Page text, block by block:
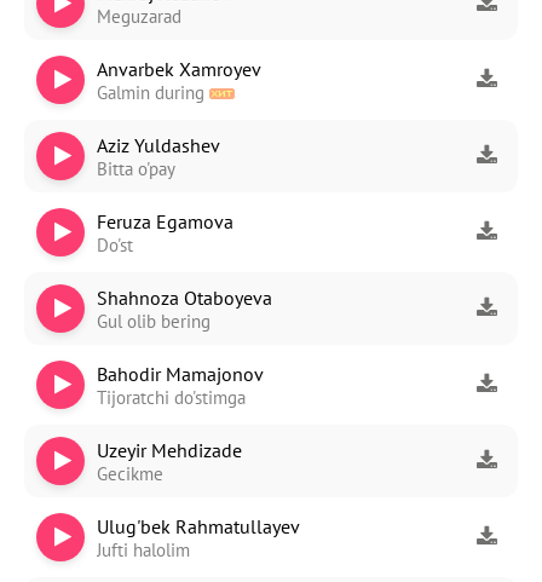
Meguzarad
Anvarbek Xamroyev
Galmin during
Aziz Yuldashev
Bitta o'pay
Feruza Egamova
Do'st
Shahnoza Otaboyeva
Gul olib bering
Bahodir Mamajonov
Tijoratchi do'stimga
Uzeyir Mehdizade
Gecikme
Ulug'bek Rahmatullayev
Jufti halolim